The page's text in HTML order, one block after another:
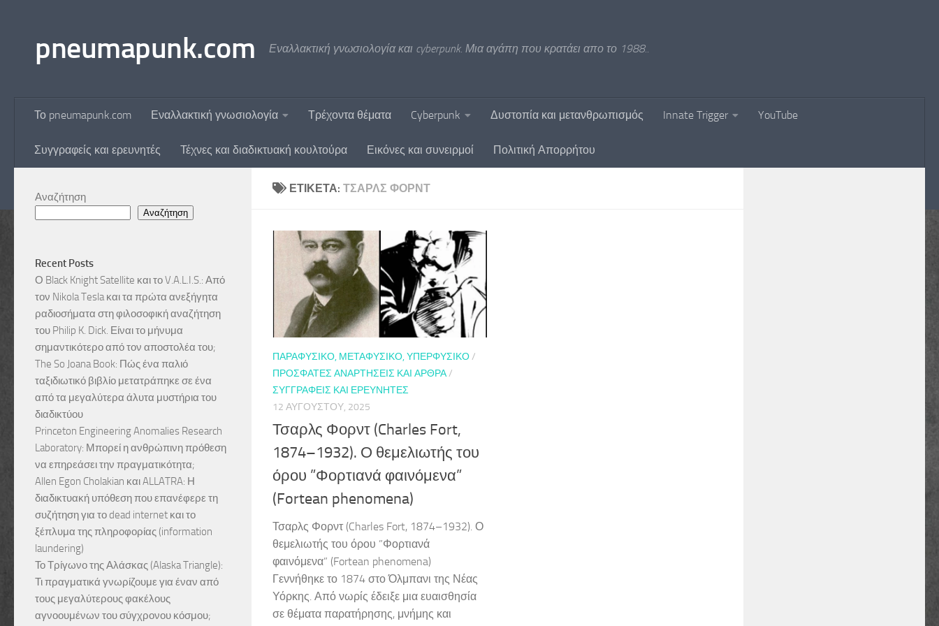
pneumapunk.com Εναλλακτική γνωσιολογία και cyberpunk. Μια αγάπη που κρατάει απο το 1988..
Το pneumapunk.com Εναλλακτική γνωσιολογία Τρέχοντα θέματα Cyberpunk Δυστοπία και μετανθρωπισμός Innate Trigger YouTube
Συγγραφείς και ερευνητές Τέχνες και διαδικτυακή κουλτούρα Εικόνες και συνειρμοί Πολιτική Απορρήτου
ΕΤΙΚΈΤΑ: ΤΣΆΡΛΣ ΦΌΡΝΤ
ΠΑΡΑΦΥΣΙΚΌ, ΜΕΤΑΦΥΣΙΚΌ, ΥΠΕΡΦΥΣΙΚΌ/
ΠΡΌΣΦΑΤΕΣ ΑΝΑΡΤΉΣΕΙΣ ΚΑΙ ΆΡΘΡΑ/
ΣΥΓΓΡΑΦΕΊΣ ΚΑΙ ΕΡΕΥΝΗΤΈΣ
12 ΑΥΓΟΎΣΤΟΥ, 2025
Τσαρλς Φορντ (Charles Fort,
1874–1932). Ο θεμελιωτής του
όρου ”Φορτιανά φαινόμενα”
(Fortean phenomena)
Τσαρλς Φορντ (Charles Fort, 1874–1932). Ο
θεμελιωτής του όρου ”Φορτιανά
φαινόμενα” (Fortean phenomena)
Γεννήθηκε το 1874 στο Όλμπανι της Νέας
Υόρκης. Από νωρίς έδειξε μια ευαισθησία
σε θέματα παρατήρησης, μνήμης και
Αναζήτηση
Αναζήτηση
Recent Posts
Ο Black Knight Satellite και το V.A.L.I.S.: Από
τον Nikola Tesla και τα πρώτα ανεξήγητα
ραδιοσήματα στη φιλοσοφική αναζήτηση
του Philip K. Dick. Είναι το μήνυμα
σημαντικότερο από τον αποστολέα του;
The So Joana Book: Πώς ένα παλιό
ταξιδιωτικό βιβλίο μετατράπηκε σε ένα
από τα μεγαλύτερα άλυτα μυστήρια του
διαδικτύου
Princeton Engineering Anomalies Research
Laboratory: Μπορεί η ανθρώπινη πρόθεση
να επηρεάσει την πραγματικότητα;
Allen Egon Cholakian και ALLATRA: Η
διαδικτυακή υπόθεση που επανέφερε τη
συζήτηση για το dead internet και το
ξέπλυμα της πληροφορίας (information
laundering)
Το Τρίγωνο της Αλάσκας (Alaska Triangle):
Τι πραγματικά γνωρίζουμε για έναν από
τους μεγαλύτερους φακέλους
αγνοουμένων του σύγχρονου κόσμου;